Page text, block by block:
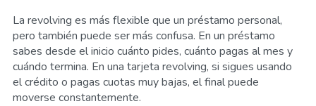
La revolving es más flexible que un préstamo personal,
pero también puede ser más confusa. En un préstamo
sabes desde el inicio cuánto pides, cuánto pagas al mes y
cuándo termina. En una tarjeta revolving, si sigues usando
el crédito o pagas cuotas muy bajas, el final puede
moverse constantemente.